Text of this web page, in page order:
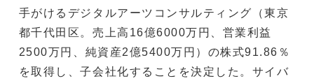
手がけるデジタルアーツコンサルティング（東京
都千代田区。売上高16億6000万円、営業利益
2500万円、純資産2億5400万円）の株式91.86％
を取得し、子会社化することを決定した。サイバ